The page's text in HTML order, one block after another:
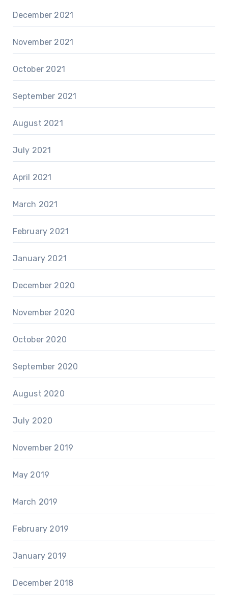
December 2021
November 2021
October 2021
September 2021
August 2021
July 2021
April 2021
March 2021
February 2021
January 2021
December 2020
November 2020
October 2020
September 2020
August 2020
July 2020
November 2019
May 2019
March 2019
February 2019
January 2019
December 2018